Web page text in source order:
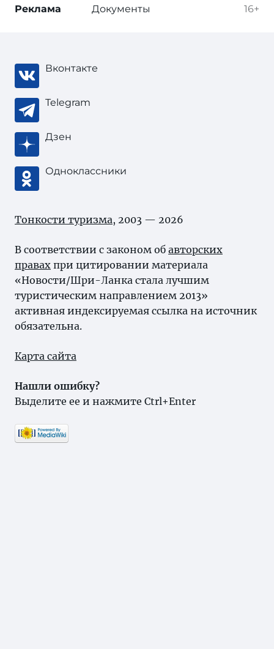
16+
Реклама Документы
Вконтакте
Telegram
Дзен
Одноклассники
Тонкости туризма, 2003 — 2026
В соответствии с законом об авторских
правах при цитировании материала
«Новости/Шри-Ланка стала лучшим
туристическим направлением 2013»
активная индексируемая ссылка на источник
обязательна.
Карта сайта
Нашли ошибку?
Выделите ее и нажмите Ctrl+Enter